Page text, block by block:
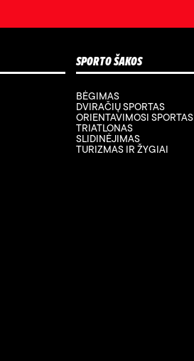
SPORTO ŠAKOS
BĖGIMAS
DVIRAČIŲ SPORTAS
ORIENTAVIMOSI SPORTAS
TRIATLONAS
SLIDINĖJIMAS
TURIZMAS IR ŽYGIAI